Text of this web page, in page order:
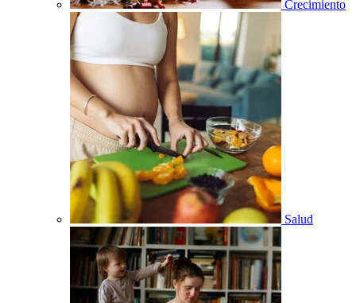
Crecimiento
Salud